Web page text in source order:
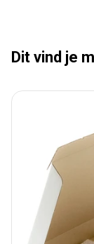
Dit vind je